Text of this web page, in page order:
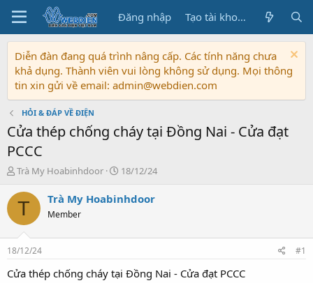
Đăng nhập Tạo tài khoản
Diễn đàn đang quá trình nâng cấp. Các tính năng chưa
khả dụng. Thành viên vui lòng không sử dụng. Mọi thông
tin xin gửi về email: admin@webdien.com
HỎI & ĐÁP VỀ ĐIỆN
Cửa thép chống cháy tại Đồng Nai - Cửa đạt
PCCC
T
r
e
a
s
t
a
Trà My Hoabinhdoor
N
à
ầ
18/12/24
T Trà My Hoabinhdoor
Member
18/12/24 #1
Cửa thép chống cháy tại Đồng Nai - Cửa đạt PCCC